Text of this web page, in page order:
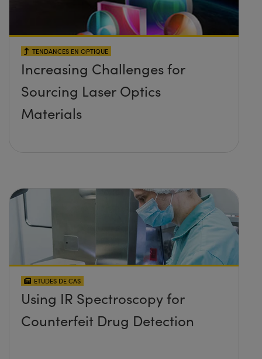
TENDANCES EN OPTIQUE
Increasing Challenges for
Sourcing Laser Optics
Materials
ETUDES DE CAS
Using IR Spectroscopy for
Counterfeit Drug Detection